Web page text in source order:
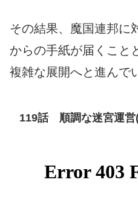
その結果、魔国連邦に
からの手紙が届くこと
複雑な展開へと進んで
119話 順調な迷宮運営